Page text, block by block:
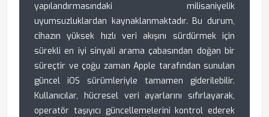
yapılandırmasındaki milisaniyelik
uyumsuzluklardan kaynaklanmaktadır. Bu durum,
cihazın yüksek hızlı veri akışını sürdürmek için
sürekli en iyi sinyali arama çabasından doğan bir
süreçtir ve çoğu zaman Apple tarafından sunulan
güncel iOS sürümleriyle tamamen giderilebilir.
Kullanıcılar, hücresel veri ayarlarını sıfırlayarak,
operatör taşıyıcı güncellemelerini kontrol ederek